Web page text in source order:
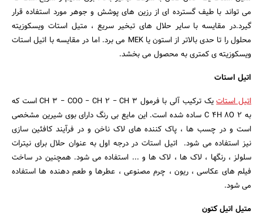
می تواند با طیف گسترده ای از رزین های پوشش و جوهر مورد استفاده قرار
گیرد.در مقایسه با سایر حلال های تبخیر سریع ، متیل استات ویسکوزیته
محلول را تا حدی بالاتر از استون یا MEK می برد. اما در مقایسه با اتیل استات
ویسکوزیته ی کمتری به محصول می بخشد.
اتیل استات
اتیل استات
یک ترکیب آلی با فرمول CH 3 − COO − CH 2 − CH 3 است که
به C 4H 8O 2 ساده شده است. این مایع بی رنگ دارای بوی شیرین مشخصی
است و در چسب ها ، پاک کننده های لاک ناخن و در فرآیند کافئین سازی
نیز استفاده می شود. اتیل استات در درجه اول به عنوان حلال برای نیترات
سلولز ، رنگها ، لاک ها ، لاک ها و ... استفاده می شود. همچنین در ساخت
فیلم های عکاسی ، ریون ، چرم مصنوعی ، عطرها و طعم دهنده ها استفاده
می شود.
متیل اتیل کتون